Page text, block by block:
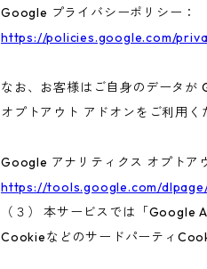
Google プライバシーポリシー：
https://policies.google.com/
なお、お客様はご自身のデータ
オプトアウト アドオンをご利用く
Google アナリティクス オプトア
https://tools.google.com/
（３） 本サービスでは「
Cookieなどのサードパーティ